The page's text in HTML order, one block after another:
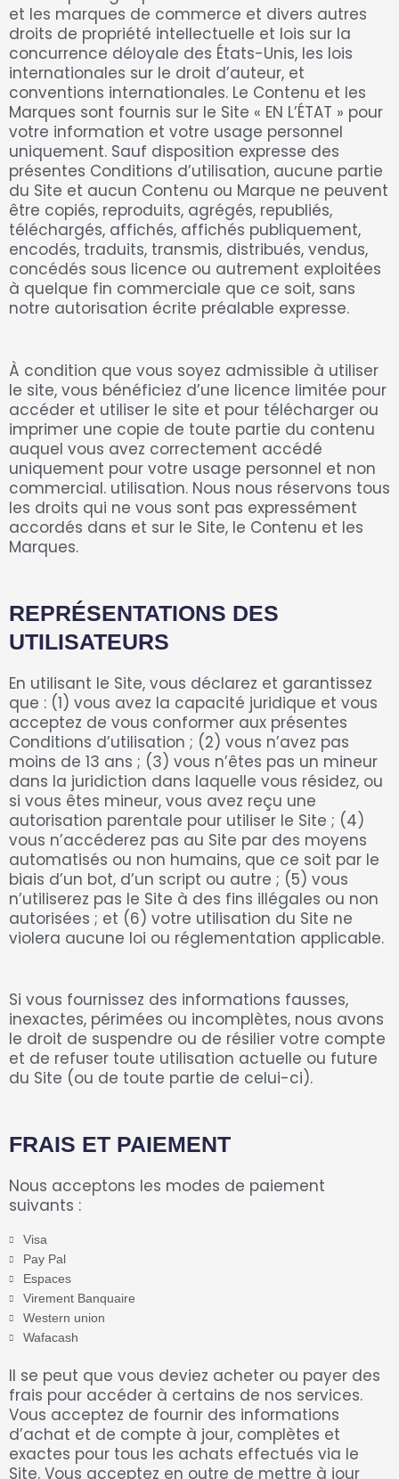
et les marques de commerce et divers autres
droits de propriété intellectuelle et lois sur la
concurrence déloyale des États-Unis, les lois
internationales sur le droit d’auteur, et
conventions internationales. Le Contenu et les
Marques sont fournis sur le Site « EN L’ÉTAT » pour
votre information et votre usage personnel
uniquement. Sauf disposition expresse des
présentes Conditions d’utilisation, aucune partie
du Site et aucun Contenu ou Marque ne peuvent
être copiés, reproduits, agrégés, republiés,
téléchargés, affichés, affichés publiquement,
encodés, traduits, transmis, distribués, vendus,
concédés sous licence ou autrement exploitées
à quelque fin commerciale que ce soit, sans
notre autorisation écrite préalable expresse.
À condition que vous soyez admissible à utiliser
le site, vous bénéficiez d’une licence limitée pour
accéder et utiliser le site et pour télécharger ou
imprimer une copie de toute partie du contenu
auquel vous avez correctement accédé
uniquement pour votre usage personnel et non
commercial. utilisation. Nous nous réservons tous
les droits qui ne vous sont pas expressément
accordés dans et sur le Site, le Contenu et les
Marques.
REPRÉSENTATIONS DES
UTILISATEURS
En utilisant le Site, vous déclarez et garantissez
que : (1) vous avez la capacité juridique et vous
acceptez de vous conformer aux présentes
Conditions d’utilisation ; (2) vous n’avez pas
moins de 13 ans ; (3) vous n’êtes pas un mineur
dans la juridiction dans laquelle vous résidez, ou
si vous êtes mineur, vous avez reçu une
autorisation parentale pour utiliser le Site ; (4)
vous n’accéderez pas au Site par des moyens
automatisés ou non humains, que ce soit par le
biais d’un bot, d’un script ou autre ; (5) vous
n’utiliserez pas le Site à des fins illégales ou non
autorisées ; et (6) votre utilisation du Site ne
violera aucune loi ou réglementation applicable.
Si vous fournissez des informations fausses,
inexactes, périmées ou incomplètes, nous avons
le droit de suspendre ou de résilier votre compte
et de refuser toute utilisation actuelle ou future
du Site (ou de toute partie de celui-ci).
FRAIS ET PAIEMENT
Nous acceptons les modes de paiement
suivants :
Visa
Pay Pal
Espaces
Virement Banquaire
Western union
Wafacash
Il se peut que vous deviez acheter ou payer des
frais pour accéder à certains de nos services.
Vous acceptez de fournir des informations
d’achat et de compte à jour, complètes et
exactes pour tous les achats effectués via le
Site. Vous acceptez en outre de mettre à jour